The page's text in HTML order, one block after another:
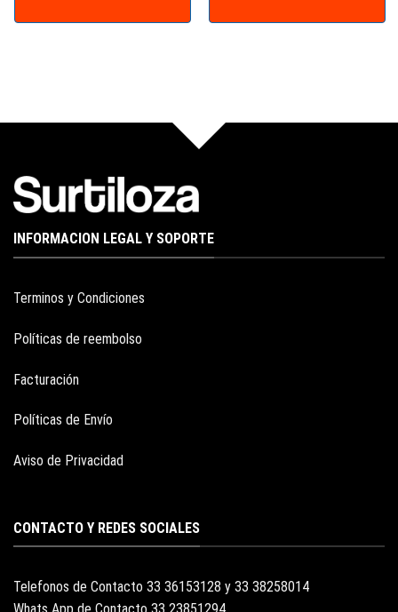
INFORMACION LEGAL Y SOPORTE
Terminos y Condiciones
Políticas de reembolso
Facturación
Políticas de Envío
Aviso de Privacidad
CONTACTO Y REDES SOCIALES
Telefonos de Contacto 33 36153128 y 33 38258014